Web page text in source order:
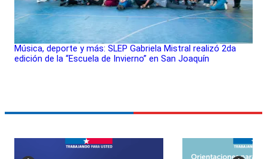
Música, deporte y más: SLEP Gabriela Mistral realizó 2da
edición de la “Escuela de Invierno” en San Joaquín